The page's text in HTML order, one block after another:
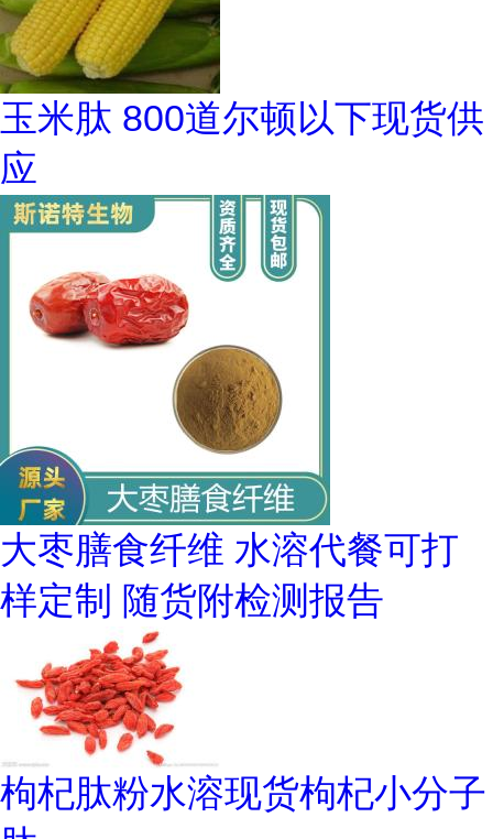
玉米肽 800道尔顿以下现货供
应
大枣膳食纤维 水溶代餐可打
样定制 随货附检测报告
枸杞肽粉水溶现货枸杞小分子